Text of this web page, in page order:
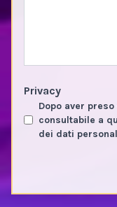
Privacy
Dopo aver
consultabile a
dei dati